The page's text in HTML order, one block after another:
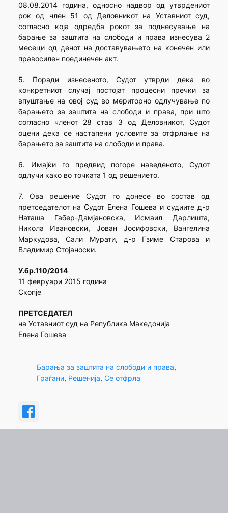
08.08.2014 година, односно надвор од утврдениот
рок од член 51 од Деловникот на Уставниот суд,
согласно која одредба рокот за поднесување на
барање за заштита на слободи и права изнесува 2
месеци од денот на доставувањето на конечен или
правосилен поединечен акт.
5. Поради изнесеното, Судот утврди дека во
конкретниот случај постојат процесни пречки за
впуштање на овој суд во мериторно одлучување по
барањето за заштита на слободи и права, при што
согласно членот 28 став 3 од Деловникот, Судот
оцени дека се настапени условите за отфрлање на
барањето за заштита на слободи и права.
6. Имајќи го предвид погоре наведеното, Судот
одлучи како во точката 1 од решението.
7. Ова решение Судот го донесе во состав од
претседателот на Судот Елена Гошева и судиите д-р
Наташа Габер-Дамјановска, Исмаил Дарлишта,
Никола Ивановски, Јован Јосифовски, Вангелина
Маркудова, Сали Мурати, д-р Гзиме Старова и
Владимир Стојаноски.
У.бр.110/2014
11 февруари 2015 година
Скопје
ПРЕТСЕДАТЕЛ
на Уставниот суд на Република Македонија
Елена Гошева
Барања за заштита на слободи и права
Граѓани, Решенија, Се отфрла